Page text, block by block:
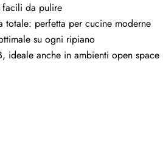
facili da pulire
totale: perfetta per cucine moderne
su ogni ripiano
ideale anche in ambienti open space